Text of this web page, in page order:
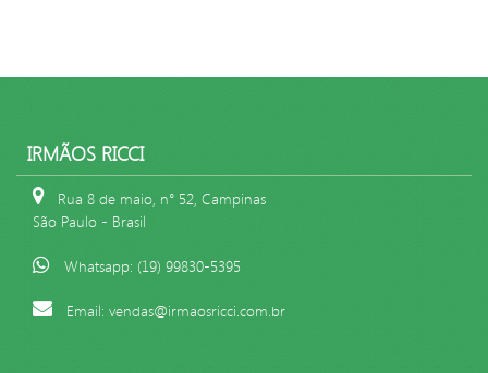
IRMÃOS RICCI
Rua 8 de maio, n° 52, Campinas
São Paulo - Brasil
Whatsapp: (19) 99830-5395
Email: vendas@irmaosricci.com.br